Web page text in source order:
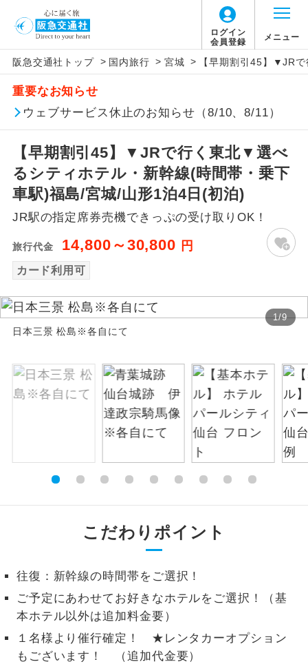
ログイン
会員登録
メニュー
阪急交通社トップ > 国内旅行 > 宮城 > 【早期割引45】▼JR
重要なお知らせ
ウェブサービス休止のお知らせ（8/10、8/11）
【早期割引45】▼JRで行く東北▼選べ
るシティホテル・新幹線(時間帯・乗下
車駅)福島/宮城/山形1泊4日(初泊)
JR駅の指定席券売機できっぷの受け取りOK！
旅行代金 14,800～30,800 円
カード利用可
1/9
日本三景 松島※各自にて
こだわりポイント
往復：新幹線の時間帯をご選択！
ご予定にあわせてお好きなホテルをご選択！（基
本ホテル以外は追加料金要）
１名様より催行確定！ ★レンタカーオプション
もございます！ （追加代金要）
アイコン 説明
添乗員同行
往路出発空港（駅）から復路到着空港
（駅）まで同行します。
現地添乗員同
行
現地到着空港（駅）から最終日出発空港
（駅）まで添乗員が同行します。
バスガイド乗
務
バスガイドが乗務し、車内での観光案内
があります。
新コース 初登場のコースです。
然遺産を訪ねるコースです。
絶景 絶景スポットに立ち寄るコースです。
温泉 温泉地にも宿泊するコースです。
ご宿泊ホテルに露天風呂が付いていま
す。
ご宿泊ホテルに大浴場が付いています。
事の心配はいりません。（機内食を除
お部屋にてゆっくりとお召し上がりいた
トラベルイヤ
ホン
周りの音を気にせず、ガイドさんの説明
をじっくり聞くことができます。
1名様催行
1名様から出発可能な個人型プランで
す。